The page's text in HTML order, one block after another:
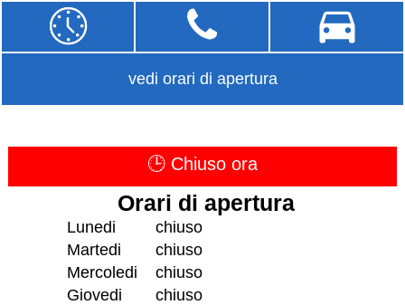
vedi orari di apertura
🕒 Chiuso ora
Orari di apertura
Lunedi
chiuso
Martedi
chiuso
Mercoledi
chiuso
Giovedi
chiuso